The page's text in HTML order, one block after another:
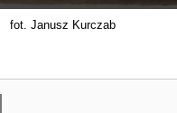
fot. Janusz Kurczab